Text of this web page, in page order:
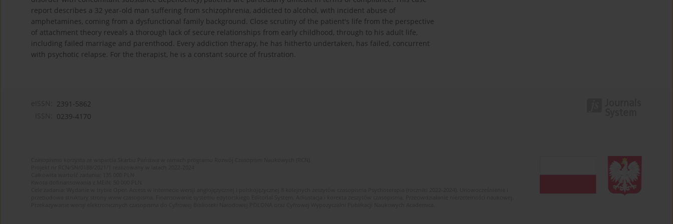
report describes a 32 year-old man suffering from schizophrenia, addicted to alcohol, with incident abuse of
amphetamines, coming from a dysfunctional family background. Close scrutiny of the patient's life from the perspective
of attachment theory reveals a thorough lack of secure relationships from early childhood, through to his adult life,
including failed marriage and parenthood. Every addiction therapy, he has hitherto undertaken, has failed, concurrent
with psychotic relapse. For the therapist, he is a constant source of frustration.
2391-5862
0239-4170